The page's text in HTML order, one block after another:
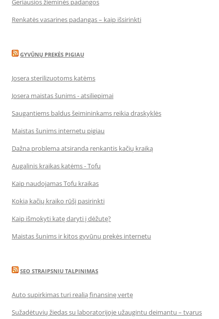
Geriausios žieminės padangos
Renkatės vasarines padangas – kaip išsirinkti
GYVŪNŲ PREKĖS PIGIAU
Josera sterilizuotoms katėms
Josera maistas šunims - atsiliepimai
Saugantiems baldus šeimininkams reikia draskyklės
Maistas šunims internetu pigiau
Dažna problema atsiranda renkantis kačių kraiką
Augalinis kraikas katėms - Tofu
Kaip naudojamas Tofu kraikas
Kokią kačių kraiko rūšį pasirinkti
Kaip išmokyti katę daryti į dėžutę?
Maistas šunims ir kitos gyvūnų prekės internetu
SEO STRAIPSNIU TALPINIMAS
Auto supirkimas turi realią finansinę vertę
Sužadėtuvių žiedas su laboratorijoje užaugintu deimantu – tvarus